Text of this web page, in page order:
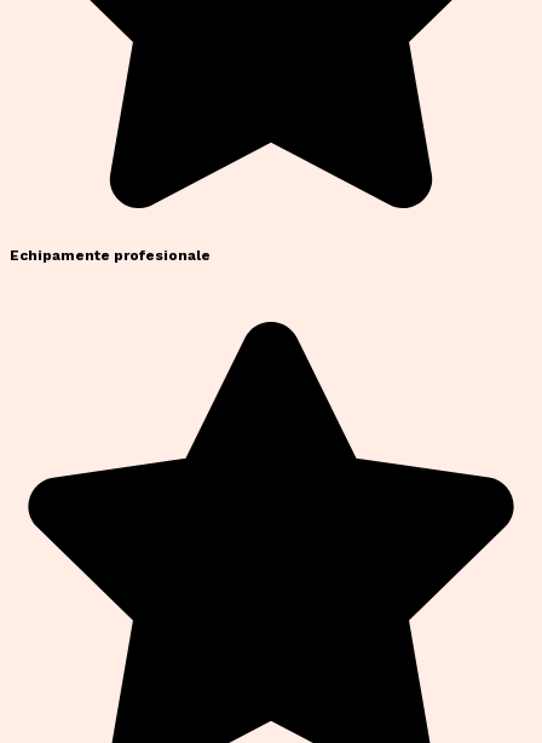
Echipamente profesionale